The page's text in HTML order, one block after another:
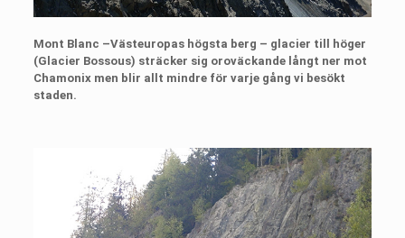
Mont Blanc –Västeuropas högsta berg – glacier till höger
(Glacier Bossous) sträcker sig oroväckande långt ner mot
Chamonix men blir allt mindre för varje gång vi besökt
staden.